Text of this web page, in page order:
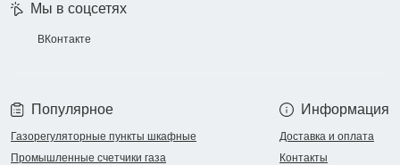
Популярное
Газорегуляторные пункты шкафные
Промышленные счетчики газа
Информация
Доставка и оплата
Контакты
Мы в соцсетях
ВКонтакте